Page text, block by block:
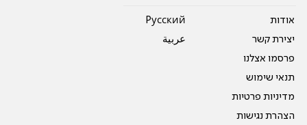
אודות
יצירת קשר
פרסמו אצלנו
תנאי שימוש
מדיניות פרטיות
הצהרת נגישות
Pусский
عربية